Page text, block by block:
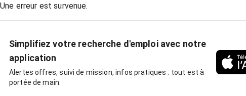
Une erreur est survenue.
Simplifiez votre recherche d'emploi avec notre
application
Alertes offres, suivi de mission, infos pratiques : tout est à
portée de main.